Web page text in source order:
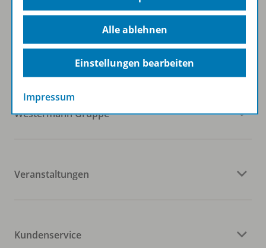
Folgen Sie uns auf Social Media
Westermann Gruppe
Veranstaltungen
Kundenservice
Alle ablehnen
Einstellungen bearbeiten
Impressum